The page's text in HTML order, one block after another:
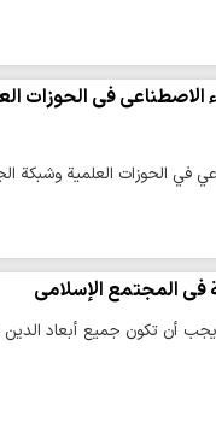
الاصطناعي في الحوزات
في الحوزات العلمية وشبكة
المجتمع الإسلامي
أن تكون جميع أبعاد